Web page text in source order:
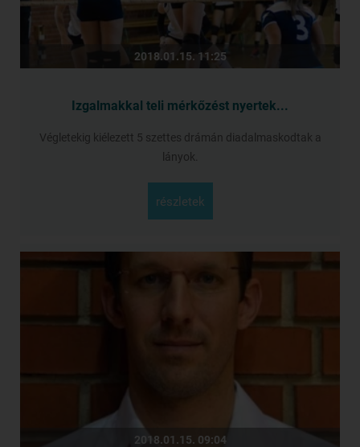
2018.01.15. 11:25
Izgalmakkal teli mérkőzést nyertek...
Végletekig kiélezett 5 szettes drámán diadalmaskodtak a
lányok.
részletek
2018.01.15. 09:04